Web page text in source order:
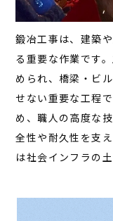
鍛冶工事は、建築
る重要な作業です
められ、橋梁・ビ
せない重要な工程
め、職人の高度な
全性や耐久性を支
は社会インフラの